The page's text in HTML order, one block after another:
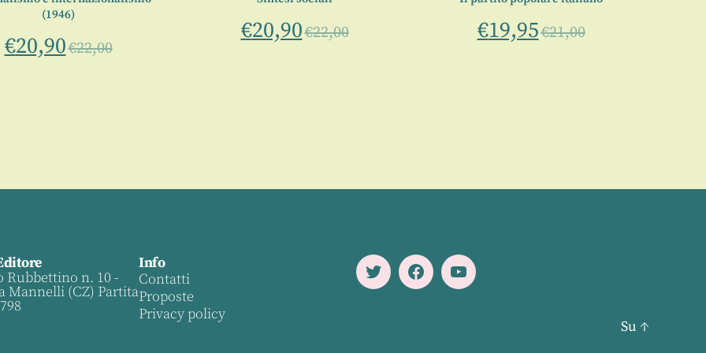
(1946)
€20,90€22,00
€20,90€22,00 €19,95€21,00
Rubbettino n. 10 -
Mannelli (CZ) Partita
Info
Contatti
Proposte
Privacy policy
TwitterFacebookYoutube
Su ↑